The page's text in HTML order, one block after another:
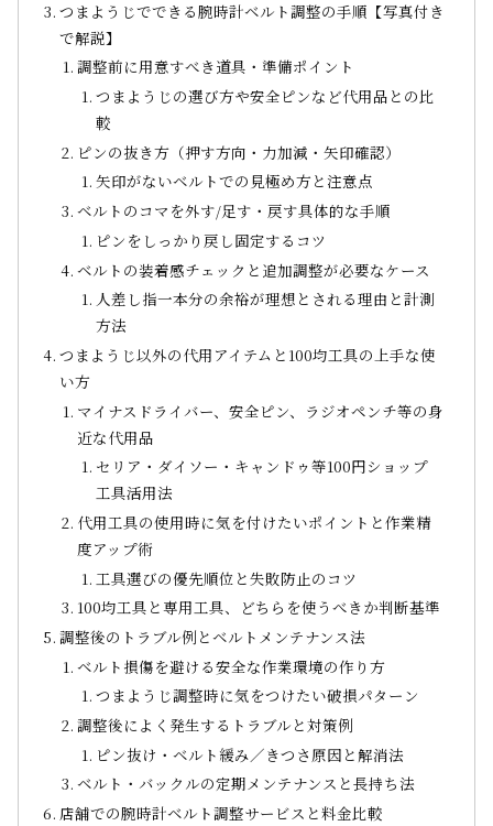
つまようじでできる腕時計ベルト調整の手順【写真付き
で解説】
調整前に用意すべき道具・準備ポイント
つまようじの選び方や安全ピンなど代用品との比
較
ピンの抜き方（押す方向・力加減・矢印確認）
矢印がないベルトでの見極め方と注意点
ベルトのコマを外す/足す・戻す具体的な手順
ピンをしっかり戻し固定するコツ
ベルトの装着感チェックと追加調整が必要なケース
人差し指一本分の余裕が理想とされる理由と計測
方法
つまようじ以外の代用アイテムと100均工具の上手な使
い方
マイナスドライバー、安全ピン、ラジオペンチ等の身
近な代用品
セリア・ダイソー・キャンドゥ等100円ショップ
工具活用法
代用工具の使用時に気を付けたいポイントと作業精
度アップ術
工具選びの優先順位と失敗防止のコツ
100均工具と専用工具、どちらを使うべきか判断基準
調整後のトラブル例とベルトメンテナンス法
ベルト損傷を避ける安全な作業環境の作り方
つまようじ調整時に気をつけたい破損パターン
調整後によく発生するトラブルと対策例
ピン抜け・ベルト緩み／きつさ原因と解消法
ベルト・バックルの定期メンテナンスと長持ち法
店舗での腕時計ベルト調整サービスと料金比較